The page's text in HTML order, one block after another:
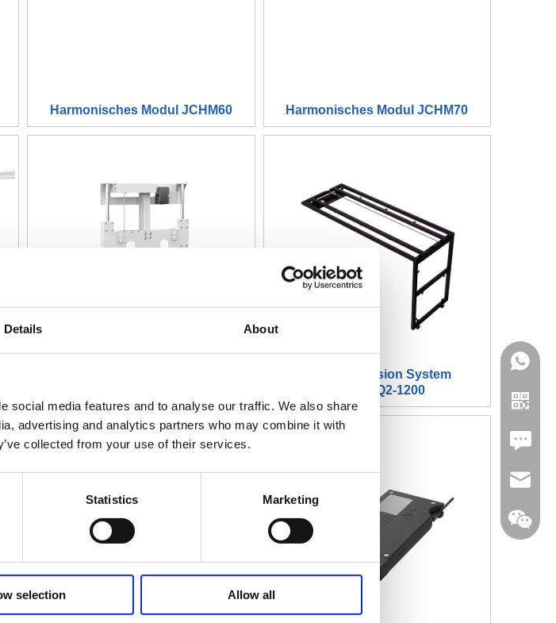
Details About
social media features and to analyse our traffic. We also share
advertising and analytics partners who may combine it with
collected from your use of their services.
Statistics Marketing
selection Allow all
Harmonisches Modul JCHM60 Harmonisches Modul JCHM70
Island Extension System
JC35TLQ2-1200
Leave